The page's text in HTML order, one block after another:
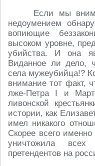
Если мы
недоумением
вопиющие
высоком уровне,
убийства. И она
Виданное ли дело,
села мужеубийца!?
внимание тот факт,
лже-Петра I и
ливонской
истории, как
имел никакого
Скорее всего
уничтожила всех
претендентов на